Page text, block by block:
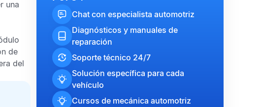
una
de
del
Chat con especialista automotriz
Diagnósticos y manuales de
reparación
Soporte técnico 24/7
Solución específica para cada
vehículo
Cursos de mecánica automotriz